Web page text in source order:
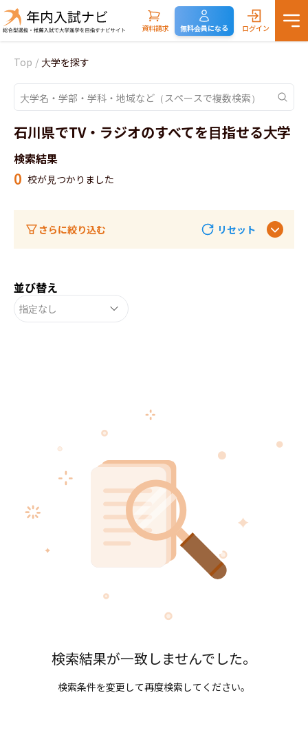
資料請求 無料会員になる ログイン
Top / 大学を探す
石川県でTV・ラジオのすべてを目指せる大学
検索結果
0 校が見つかりました
さらに絞り込む リセット
並び替え
指定なし
検索結果が一致しませんでした。
検索条件を変更して再度検索してください。